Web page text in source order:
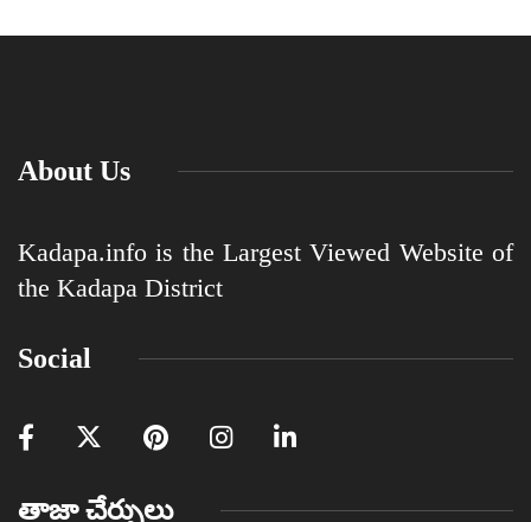
About Us
Kadapa.info is the Largest Viewed Website of
the Kadapa District
Social
తాజా చేర్పులు